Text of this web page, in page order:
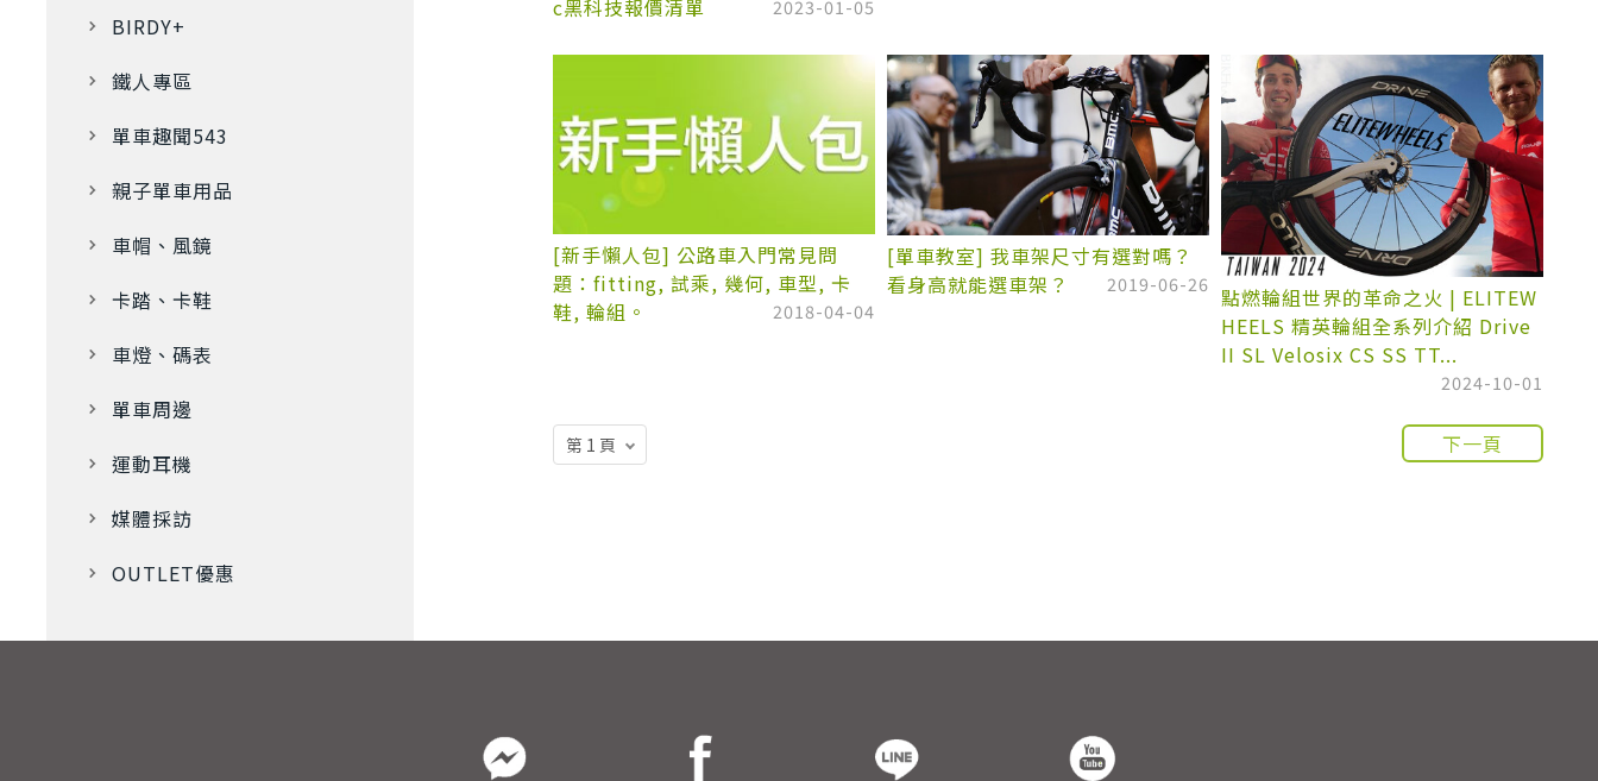
BIRDY+
鐵人專區
單車趣聞543
親子單車用品
車帽、風鏡
卡踏、卡鞋
車燈、碼表
單車周邊
運動耳機
媒體採訪
OUTLET優惠
c黑科技報價清單
2023-01-05
[新手懶人包] 公路車入門常見問
題：fitting, 試乘, 幾何, 車型, 卡
鞋, 輪組。
2018-04-04
[單車教室] 我車架尺寸有選對嗎？
看身高就能選車架？
2019-06-26 點燃輪組世界的革命之火 | ELITEW
HEELS 精英輪組全系列介紹 Drive
II SL Velosix CS SS TT...
2024-10-01
下一頁